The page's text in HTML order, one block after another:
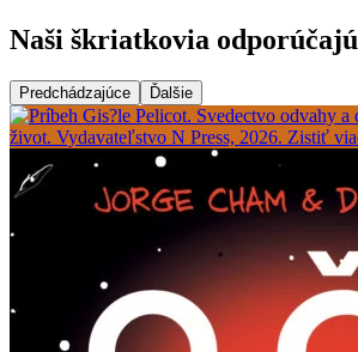
Naši škriatkovia odporúčajú
Predchádzajúce Ďalšie